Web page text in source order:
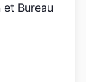
Bureau